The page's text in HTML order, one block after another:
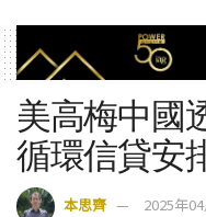
美高梅中國
循環信貸安
本思齊 2025年